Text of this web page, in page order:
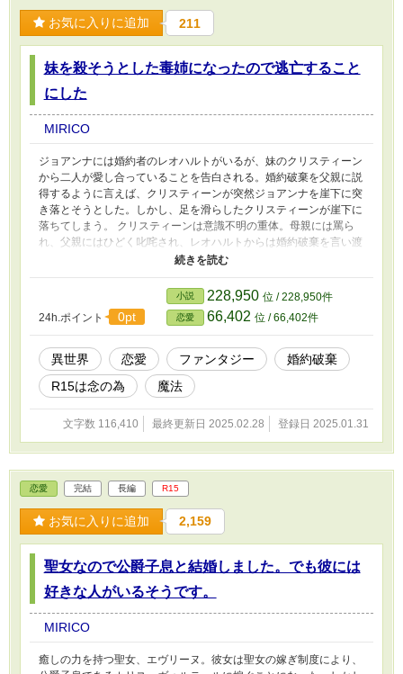
お気に入りに追加 211
妹を殺そうとした毒姉になったので逃亡すること
にした
MIRICO
ジョアンナには婚約者のレオハルトがいるが、妹のクリスティーン
から二人が愛し合っていることを告白される。婚約破棄を父親に説
得するように言えば、クリスティーンが突然ジョアンナを崖下に突
き落とそうとした。しかし、足を滑らしたクリスティーンが崖下に
落ちてしまう。 クリスティーンは意識不明の重体。母親には罵ら
れ、父親にはひどく叱咤され、レオハルトからは婚約破棄を言い渡
された。 何も悪いことなどしていないのに。嘆いていても、誰も
助けてなどくれない。話すら聞いてもらえない。 すべてジョアン
ナのせいされ、妹を殺そうとしたと噂された。失意の中、嘆いてい
ても報われることはないと知り、ジョアンナは家出を決意する。
住み込みで働く中、知り合った高位貴族のアルヴェールに会う機会
が増え、惹かれていくが……。
24h.ポイント 0pt
小説 228,950 位 / 228,950件
恋愛 66,402 位 / 66,402件
異世界 恋愛 ファンタジー
婚約破棄
R15は念の為
魔法
文字数 116,410 最終更新日 2025.02.28 登録日 2025.01.31
恋愛 完結 長編 R15
お気に入りに追加 2,159
聖女なので公爵子息と結婚しました。でも彼には
好きな人がいるそうです。
MIRICO
癒しの力を持つ聖女、エヴリーヌ。彼女は聖女の嫁ぎ制度により、